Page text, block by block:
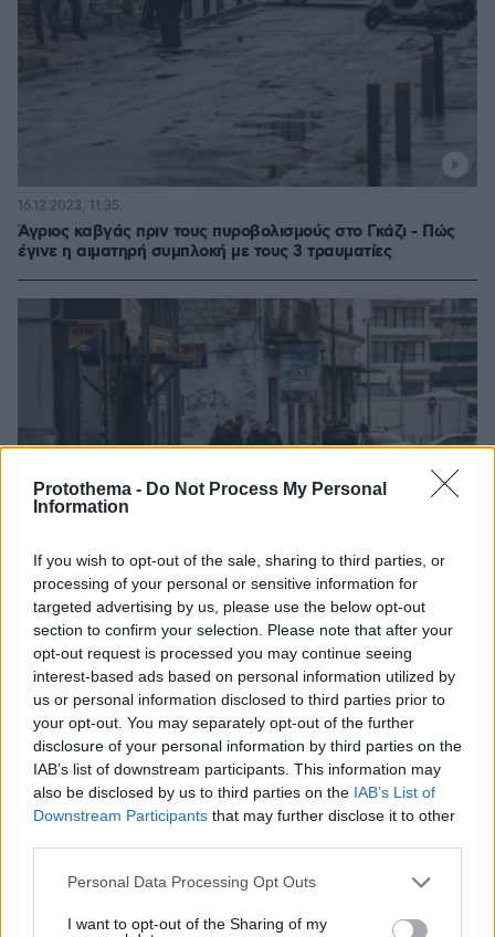
Protothema - Do Not Process My Personal
Information
If you wish to opt-out of the sale, sharing to third parties, or
processing of your personal or sensitive information for
targeted advertising by us, please use the below opt-out
section to confirm your selection. Please note that after your
opt-out request is processed you may continue seeing
interest-based ads based on personal information utilized by
us or personal information disclosed to third parties prior to
your opt-out. You may separately opt-out of the further
disclosure of your personal information by third parties on the
IAB’s list of downstream participants. This information may
also be disclosed by us to third parties on the IAB’s List of
Downstream Participants that may further disclose it to other
Please note that this website/app uses one or more Google
not limited to your visit or usage behaviour. You may click to
Personal Data Processing Opt Outs
I want to opt-out of the Sharing of my
Άγριος καβγάς πριν τους πυροβολισμούς στο Γκάζι - Πώς
έγινε η αιματηρή συμπλοκή με τους 3 τραυματίες
16.12.2023, 11:35
«Ξεσκονίζουν» τις κάμερες για τους πυροβολισμούς στο
Γκάζι - Έχει καταγραφεί η πορεία του ανθρακί τζιπ
16.12.2023, 19:06
Thema Insights